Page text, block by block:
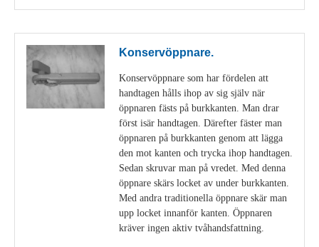
Konservöppnare.
Konservöppnare som har fördelen att
handtagen hålls ihop av sig själv när
öppnaren fästs på burkkanten. Man drar
först isär handtagen. Därefter fäster man
öppnaren på burkkanten genom att lägga
den mot kanten och trycka ihop handtagen.
Sedan skruvar man på vredet. Med denna
öppnare skärs locket av under burkkanten.
Med andra traditionella öppnare skär man
upp locket innanför kanten. Öppnaren
kräver ingen aktiv tvåhandsfattning.